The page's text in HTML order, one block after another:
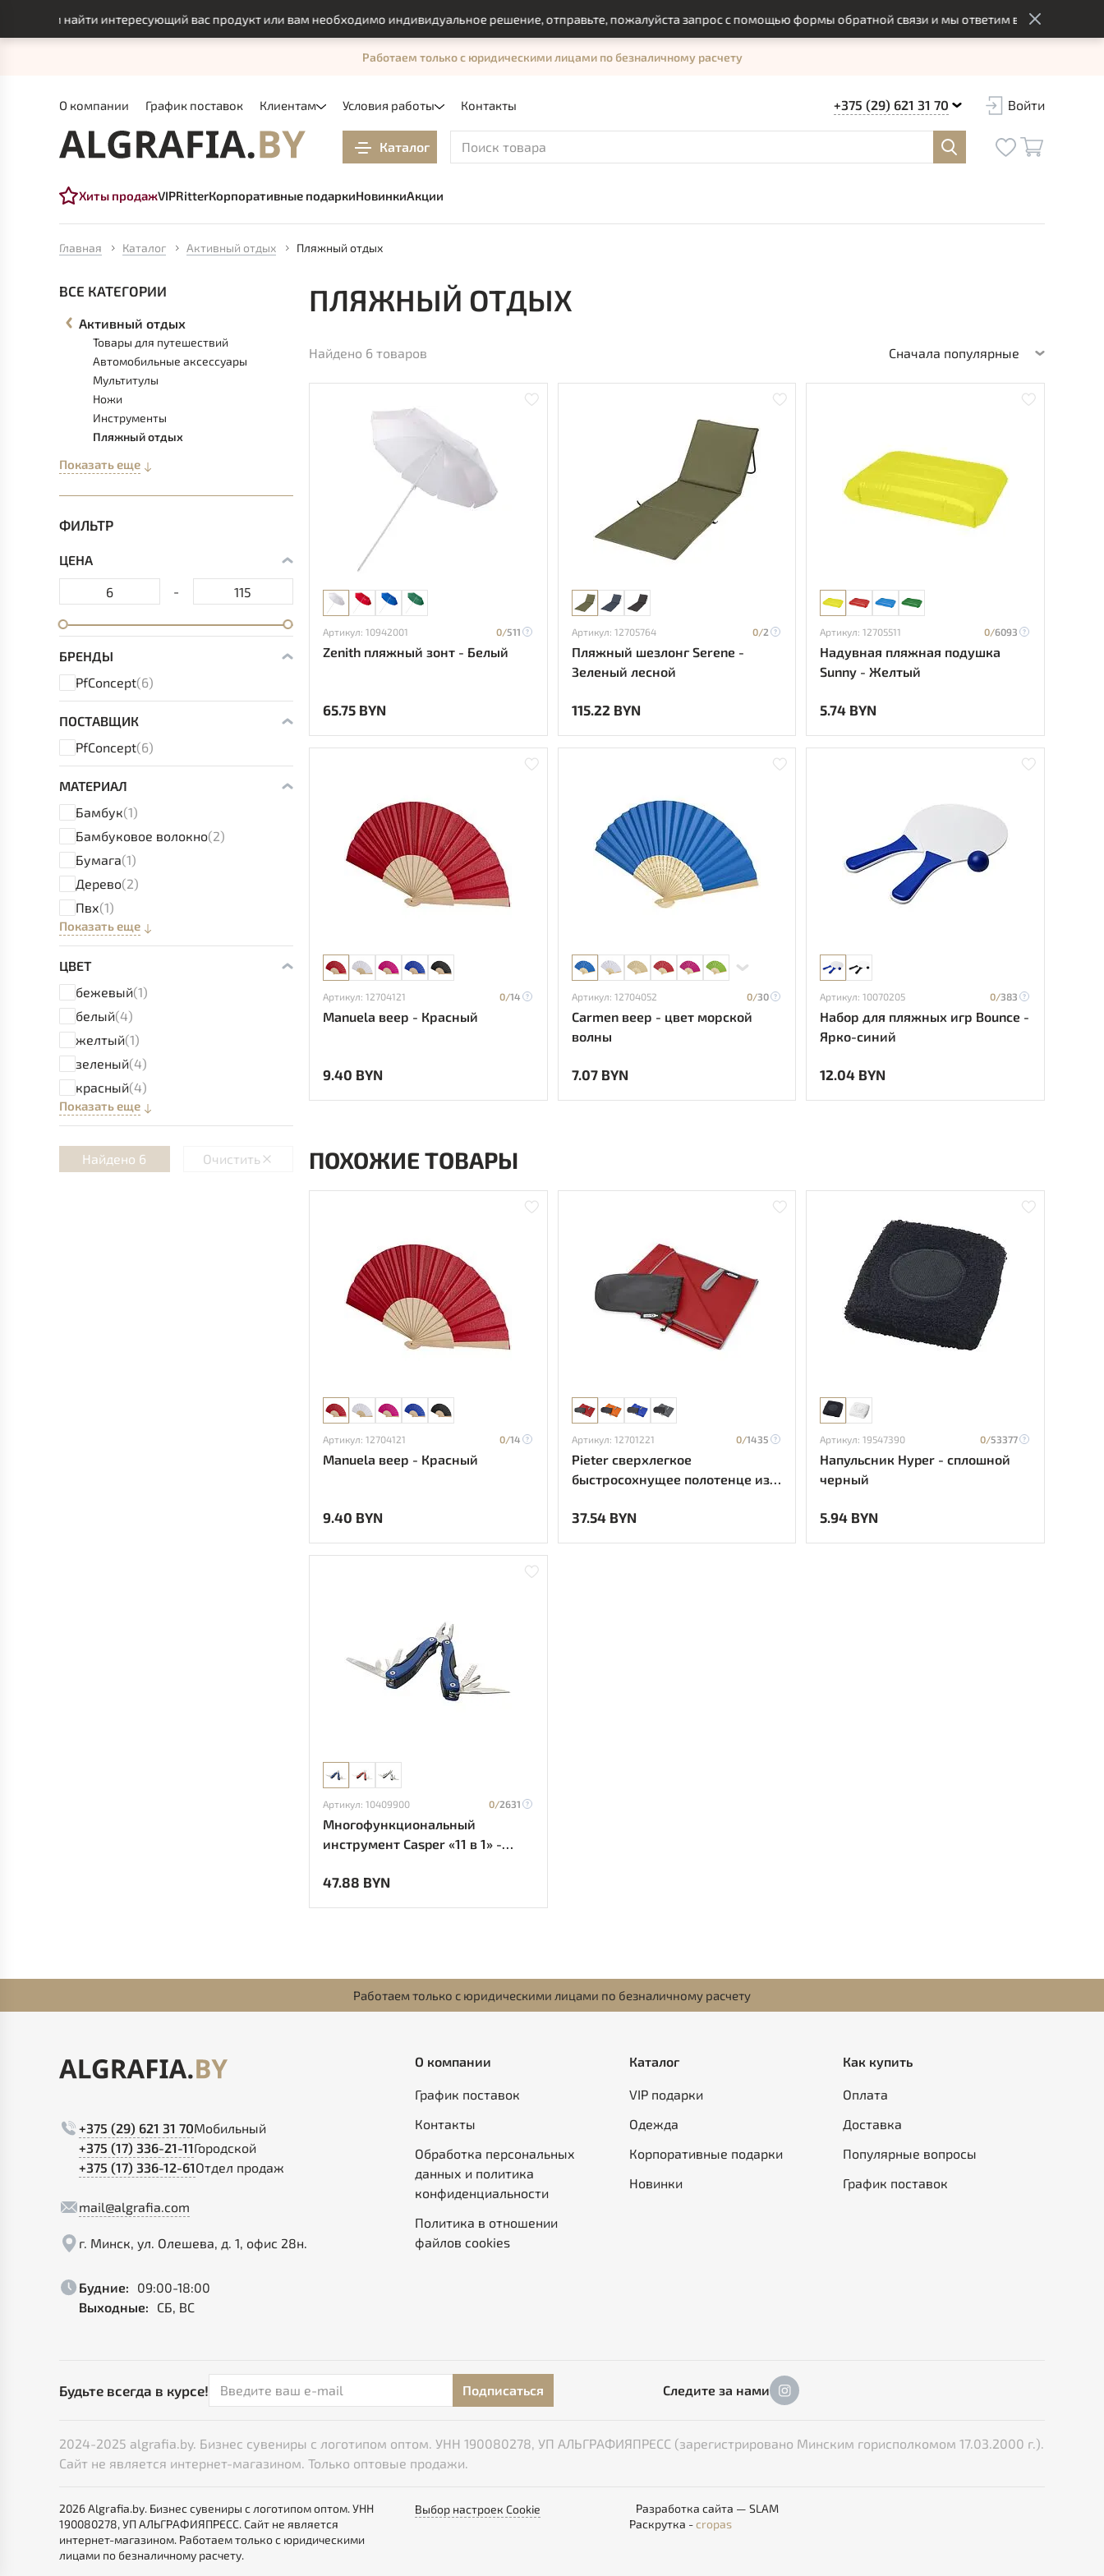
найти интересующий вас продукт или вам необходимо индивидуальное решение, отправьте, пожалуйста запрос с помощью формы обратной связи и мы ответим вам в оптимальный
О компании График поставок Клиентам Условия работы Контакты
Работаем только с юридическими лицами по безналичному расчету
+375 (29) 621 31 70 Войти
Каталог
Хиты продажVIPRitterКорпоративные подаркиНовинкиАкции
Главная Каталог Активный отдых Пляжный отдых
ВСЕ КАТЕГОРИИ
Активный отдых
Товары для путешествий
Автомобильные аксессуары
Мультитулы
Ножи
Инструменты
Пляжный отдых
Показать еще
ФИЛЬТР
ЦЕНА
-
БРЕНДЫ
PfConcept(6)
ПОСТАВЩИК
PfConcept(6)
МАТЕРИАЛ
Бамбук(1)
Бамбуковое волокно(2)
Бумага(1)
Дерево(2)
Пвх(1)
Показать еще
ЦВЕТ
бежевый(1)
белый(4)
желтый(1)
зеленый(4)
красный(4)
Показать еще
Найдено 6 Очистить
ПЛЯЖНЫЙ ОТДЫХ
Найдено 6 товаров Сначала популярные
Артикул: 10942001 0/511
Zenith пляжный зонт - Белый
65.75 BYN
Артикул: 12705764 0/2
Пляжный шезлонг Serene -
Зеленый лесной
115.22 BYN
Артикул: 12705511 0/6093
Надувная пляжная подушка
Sunny - Желтый
5.74 BYN
Артикул: 12704121 0/14
Manuela веер - Красный
9.40 BYN
Артикул: 12704052 0/30
Carmen веер - цвет морской
волны
7.07 BYN
Артикул: 10070205 0/383
Набор для пляжных игр Bounce -
Ярко-синий
12.04 BYN
ПОХОЖИЕ ТОВАРЫ
Артикул: 12704121 0/14
Manuela веер - Красный
9.40 BYN
Артикул: 12701221 0/1435
Pieter сверхлегкое
быстросохнущее полотенце из
Красный
37.54 BYN
Артикул: 19547390 0/53377
Напульсник Hyper - сплошной
черный
5.94 BYN
Артикул: 10409900 0/2631
Многофункциональный
инструмент Casper «11 в 1» -
47.88 BYN
Работаем только с юридическими лицами по безналичному расчету
+375 (29) 621 31 70Мобильный
+375 (17) 336-21-11Городской
+375 (17) 336-12-61Отдел продаж
mail@algrafia.com
г. Минск, ул. Олешева, д. 1, офис 28н.
Будние:
09:00-18:00
Выходные:
СБ, ВС
О компании
График поставок
Контакты
Обработка персональных
данных и политика
конфиденциальности
Политика в отношении
файлов cookies
Каталог
VIP подарки
Одежда
Корпоративные подарки
Новинки
Как купить
Оплата
Доставка
Популярные вопросы
График поставок
Будьте всегда в курсе! Подписаться Следите за нами
2024-2025 algrafia.by. Бизнес сувениры с логотипом оптом. УНН 190080278, УП АЛЬГРАФИЯПРЕСС (зарегистрировано Минским горисполкомом 17.03.2000 г.).
Сайт не является интернет-магазином. Только оптовые продажи.
2026 Algrafia.by. Бизнес сувениры с логотипом оптом. УНН
190080278, УП АЛЬГРАФИЯПРЕСС. Сайт не является
интернет-магазином. Работаем только с юридическими
лицами по безналичному расчету.
Выбор настроек Cookie
Разработка сайта — SLAM
Раскрутка -cropas